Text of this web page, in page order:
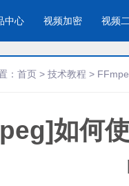
中心
酷播云 | 企
免费稳定无广
视频加密 视频
产品宣传
通过视频来展示
： 首页 > 技术教程 >
如何